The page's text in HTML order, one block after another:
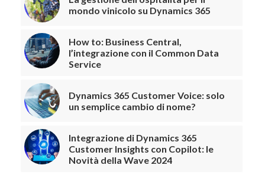
mondo vinicolo su Dynamics 365
How to: Business Central,
l’integrazione con il Common Data
Service
Dynamics 365 Customer Voice: solo
un semplice cambio di nome?
Integrazione di Dynamics 365
Customer Insights con Copilot: le
Novità della Wave 2024